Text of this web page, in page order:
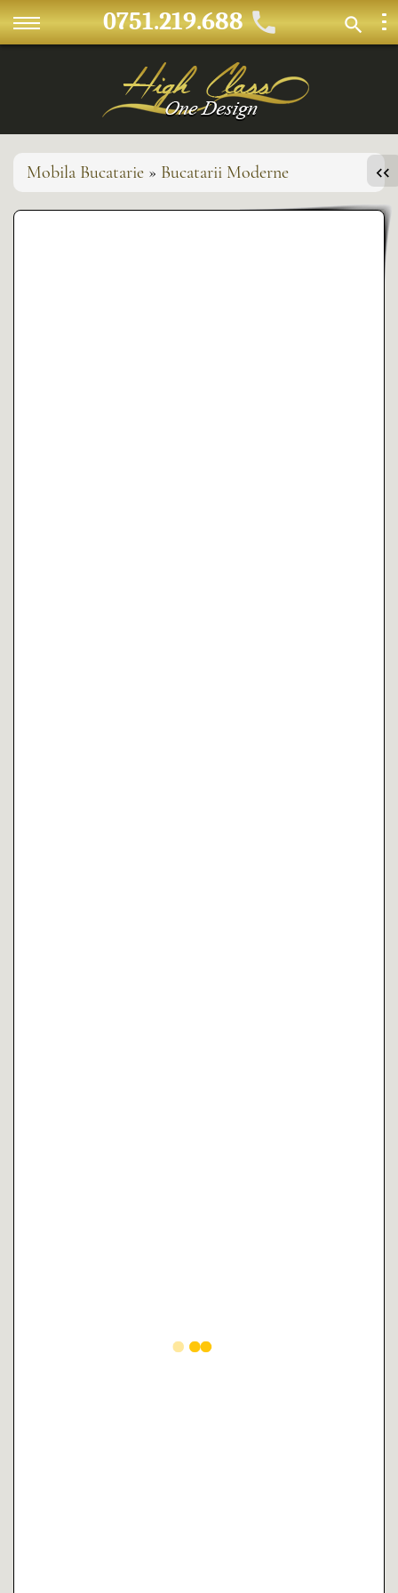
0751.219.688
Mobila Bucatarie » Bucatarii Moderne